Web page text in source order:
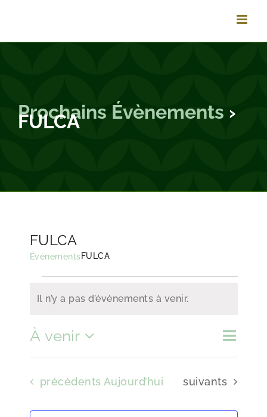
contenu
Prochains Évènements ›
FULCA
FULCA
ÉvènementsFULCA
Notice
Il n’y a pas d’évènements à venir.
et
Recherche
de
vues
Liste
À venir
Sélectionnez
une
Évènements
précédents Aujourd’hui Évènements
suivants